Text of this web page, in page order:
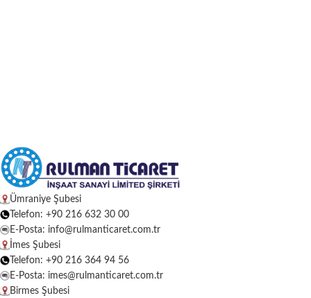
Ümraniye Şubesi
Telefon: +90 216 632 30 00
E-Posta: info@rulmanticaret.com.tr
İmes Şubesi
Telefon: +90 216 364 94 56
E-Posta: imes@rulmanticaret.com.tr
Birmes Şubesi